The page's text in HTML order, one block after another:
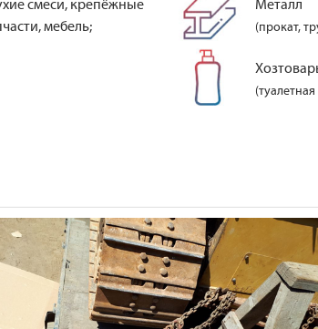
смеси, крепёжные
мебель;
Металл
(прокат,